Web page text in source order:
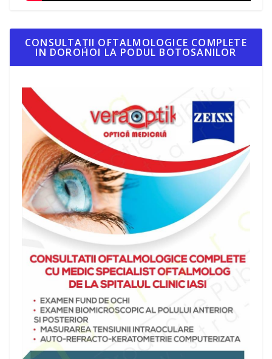
CONSULTAȚII OFTALMOLOGICE COMPLETE
IN DOROHOI LA PODUL BOTOSANILOR